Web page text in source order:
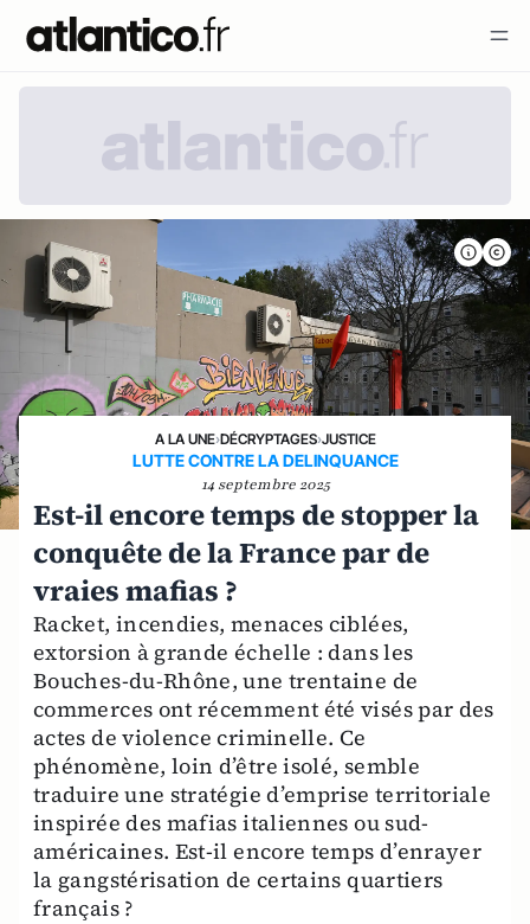
A LA UNE›DÉCRYPTAGES›JUSTICE
LUTTE CONTRE LA DELINQUANCE
14 septembre 2025
Est-il encore temps de stopper la
conquête de la France par de
vraies mafias ?
Racket, incendies, menaces ciblées,
extorsion à grande échelle : dans les
Bouches-du-Rhône, une trentaine de
commerces ont récemment été visés par des
actes de violence criminelle. Ce
phénomène, loin d’être isolé, semble
traduire une stratégie d’emprise territoriale
inspirée des mafias italiennes ou sud-
américaines. Est-il encore temps d’enrayer
la gangstérisation de certains quartiers
français ?